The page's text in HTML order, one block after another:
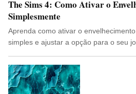
The Sims 4: Como Ativar o
Simplesmente
Aprenda como ativar o
simples e ajustar a opção para o seu